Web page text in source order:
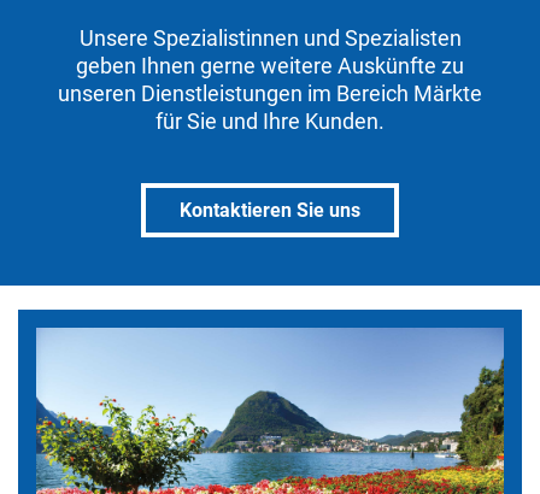
Unsere Spezialistinnen und Spezialisten
geben Ihnen gerne weitere Auskünfte zu
unseren Dienstleistungen im Bereich Märkte
für Sie und Ihre Kunden.
Kontaktieren Sie uns